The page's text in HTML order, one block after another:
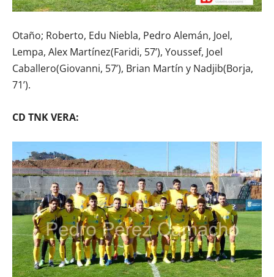
Otaño; Roberto, Edu Niebla, Pedro Alemán, Joel,
Lempa, Alex Martínez(Faridi, 57’), Youssef, Joel
Caballero(Giovanni, 57’), Brian Martín y Nadjib(Borja,
71’).
CD TNK VERA: